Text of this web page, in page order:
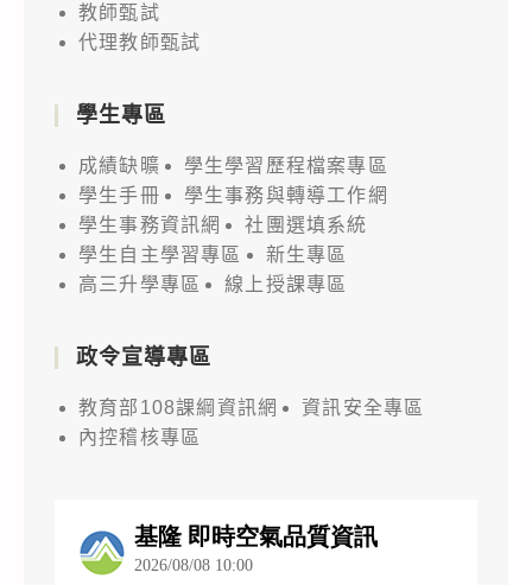
教師甄試
代理教師甄試
學生專區
成績缺曠
學生學習歷程檔案專區
學生手冊
學生事務與轉導工作網
學生事務資訊網
社團選填系統
學生自主學習專區
新生專區
高三升學專區
線上授課專區
政令宣導專區
教育部108課綱資訊網
資訊安全專區
內控稽核專區